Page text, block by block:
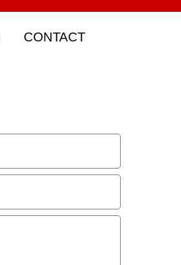
CONTACT